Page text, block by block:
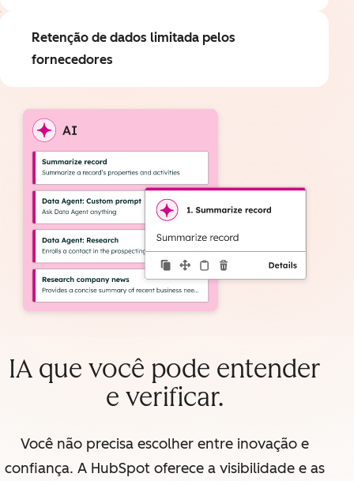
Retenção de dados limitada pelos
fornecedores
IA que você pode entender
e verificar.
Você não precisa escolher entre inovação e
confiança. A HubSpot oferece a visibilidade e as